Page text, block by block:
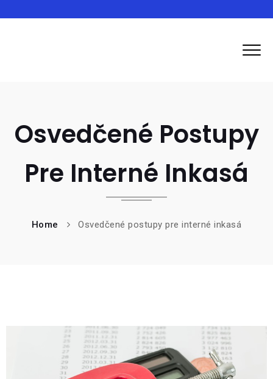
Osvedčené Postupy
Pre Interné Inkasá
Home Osvedčené postupy pre interné inkasá